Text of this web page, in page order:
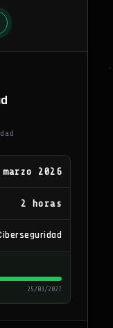
2026
2 horas
25/03/2027